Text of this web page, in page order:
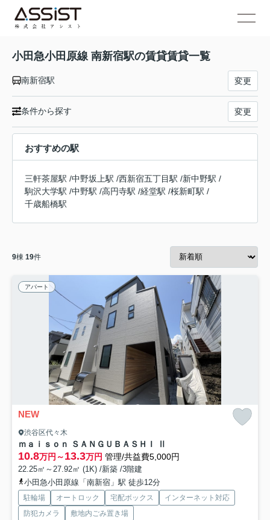
小田急小田原線 南新宿駅の賃貸賃貸一覧
南新宿駅 変更
条件から探す 変更
おすすめの駅
三軒茶屋駅 /中野坂上駅 /西新宿五丁目駅 /新中野駅 /
駒沢大学駅 /中野駅 /高円寺駅 /経堂駅 /桜新町駅 /
千歳船橋駅
9棟 19件
アパート
NEW
渋谷区代々木
ｍａｉｓｏｎ ＳＡＮＧＵＢＡＳＨＩ Ⅱ
10.8万円～13.3万円 管理/共益費5,000円
22.25㎡～27.92㎡ (1K) /新築 /3階建
小田急小田原線「南新宿」駅 徒歩12分
駐輪場 オートロック 宅配ボックス
インターネット対応
防犯カメラ
敷地内ごみ置き場